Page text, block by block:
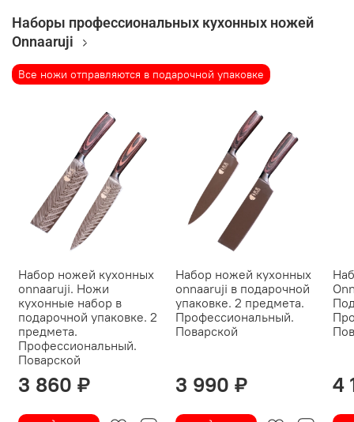
Наборы профессиональных кухонных ножей
Onnaaruji
Все ножи отправляются в подарочной упаковке
Набор ножей кухонных
onnaaruji. Ножи
кухонные набор в
подарочной упаковке. 2
предмета.
Профессиональный.
Поварской
3 860 ₽
Набор ножей кухонных
onnaaruji в подарочной
упаковке. 2 предмета.
Профессиональный.
Поварской
3 990 ₽ 4